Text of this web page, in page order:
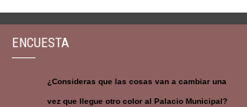
ENCUESTA
¿Consideras que las cosas van a cambiar una
vez que llegue otro color al Palacio Municipal?